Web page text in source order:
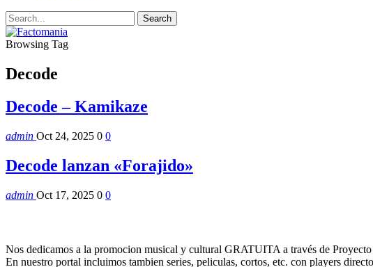
Browsing Tag
Decode
Decode – Kamikaze
admin Oct 24, 2025 0 0
Decode lanzan «Forajido»
admin Oct 17, 2025 0 0
Nos dedicamos a la promocion musical y cultural GRATUITA a través de
En nuestro portal incluimos tambien series, peliculas, cortos, etc. con players